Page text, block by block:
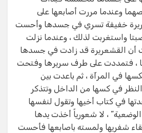
وعندما مررت أصابعها على
خفيفة تسري في جسدها وأحست
واستغربت لذلك ، وعندما نزلت
أن القشعريرة قد زادت في جسدها
، فتمددت على طرف سريرها وفتحت
في المرآة ، ثم باعدت بين
في كسها من الداخل وتتذكر
في كتاب أخيها وتقول لنفسها
، لا شعورياً أخذت يدها
شفريها ولمسته باصابعها فأحست